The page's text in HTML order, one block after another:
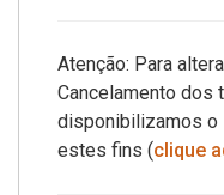
Atenção: Para
Cancelamento dos
disponibilizamos o
estes fins (clique